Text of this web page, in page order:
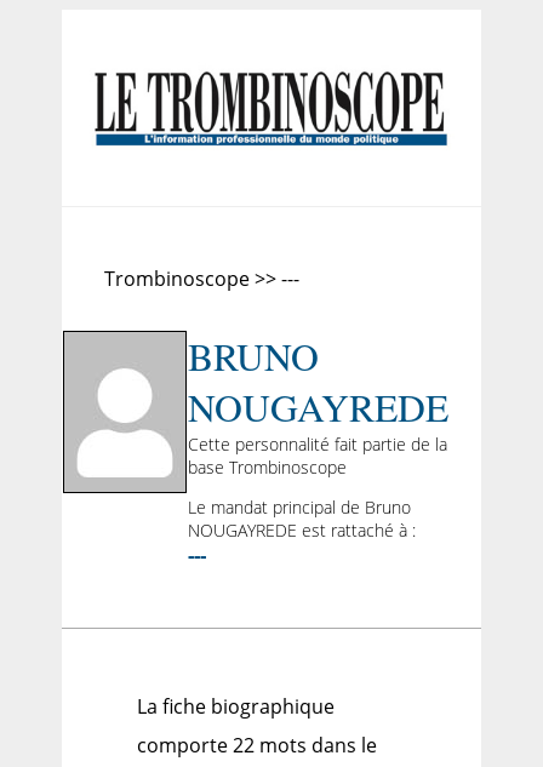
Trombinoscope >> ---
BRUNO
NOUGAYREDE
Cette personnalité fait partie de la
base Trombinoscope
Le mandat principal de Bruno
NOUGAYREDE est rattaché à :
---
La fiche biographique
comporte 22 mots dans le